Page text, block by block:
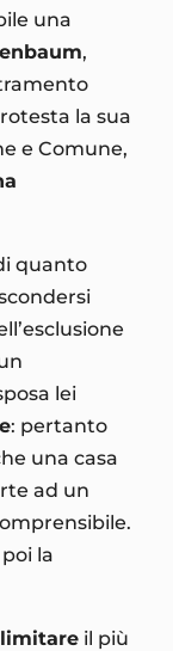
una
,
la sua
e Comune,
quanto
lei
: pertanto
una casa
ad un
la
il più